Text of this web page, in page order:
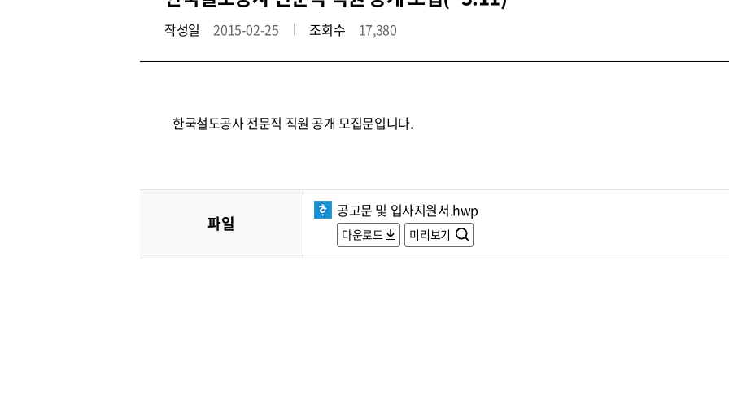
작성일 2015-02-25 조회수 17,380
한국철도공사 전문직 직원 공개 모집문입니다.
파일
공고문 및 입사지원서.hwp
다운로드 미리보기